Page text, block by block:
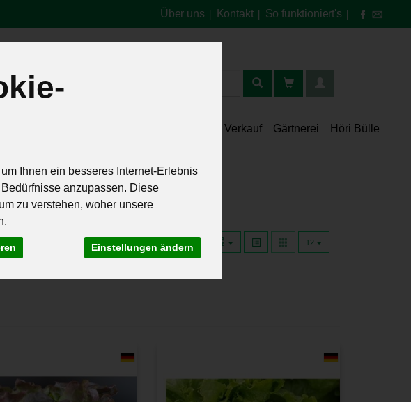
Ihnen ein besseres Internet-Erlebnis
anzupassen. Diese
zu verstehen, woher unsere
Einstellungen ändern
Über uns Kontakt| So funktioniert's
Verkauf Gärtnerei Höri Bülle
12